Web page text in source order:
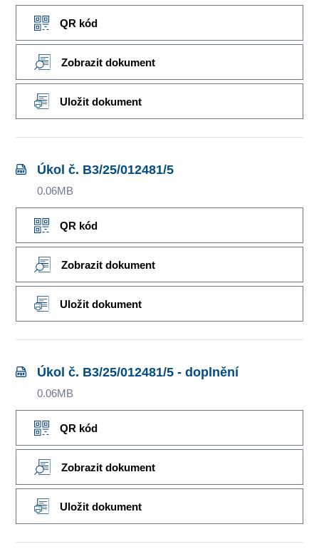
QR kód
Zobrazit dokument
Uložit dokument
Úkol č. B3/25/012481/5
0.06MB
QR kód
Zobrazit dokument
Uložit dokument
Úkol č. B3/25/012481/5 - doplnění
0.06MB
QR kód
Zobrazit dokument
Uložit dokument